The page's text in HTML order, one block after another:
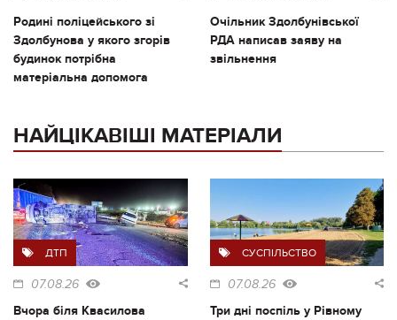
Родині поліцейського зі
Здолбунова у якого згорів
будинок потрібна
матеріальна допомога
Очільник Здолбунівської
РДА написав заяву на
звільнення
НАЙЦІКАВІШІ МАТЕРІАЛИ
ДТП
07.08.26
Вчора біля Квасилова
СУСПІЛЬСТВО
07.08.26
Три дні поспіль у Рівному